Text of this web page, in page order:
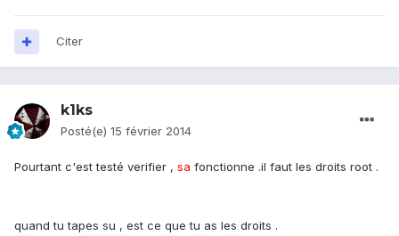
Citer
k1ks
Posté(e) 15 février 2014
Pourtant c'est testé verifier , sa fonctionne .il faut les droits root .
quand tu tapes su , est ce que tu as les droits .